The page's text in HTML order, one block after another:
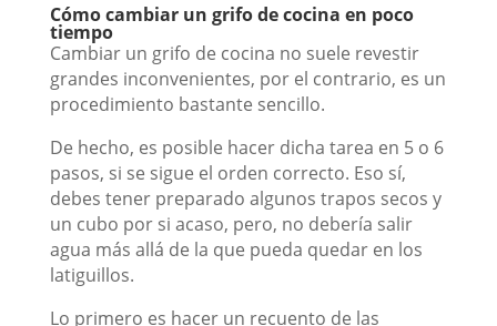
Cómo cambiar un grifo de cocina en poco
tiempo
Cambiar un grifo de cocina no suele revestir
grandes inconvenientes, por el contrario, es un
procedimiento bastante sencillo.
De hecho, es posible hacer dicha tarea en 5 o 6
pasos, si se sigue el orden correcto. Eso sí,
debes tener preparado algunos trapos secos y
un cubo por si acaso, pero, no debería salir
agua más allá de la que pueda quedar en los
latiguillos.
Lo primero es hacer un recuento de las